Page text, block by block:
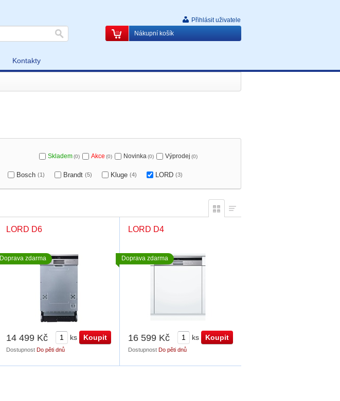
Kontakty
Přihlásit uživatele
Nákupní košík
Skladem(0) Akce (0) Novinka(0) Výprodej (0)
Bosch (1) Brandt (5) Kluge (4) LORD (3)
LORD D6
14 499 Kč ks
Dostupnost Do pěti dnů
Doprava zdarma
LORD D4
16 599 Kč ks
Dostupnost Do pěti dnů
Doprava zdarma